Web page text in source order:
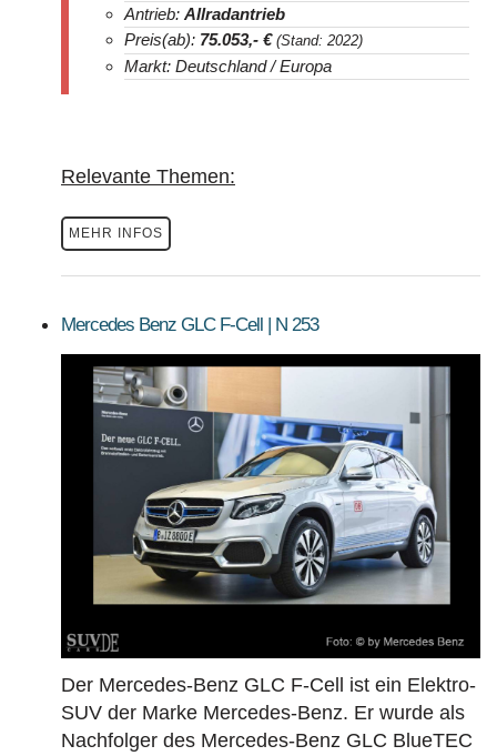
Antrieb: Allradantrieb
Preis(ab): 75.053,- € (Stand: 2022)
Markt: Deutschland / Europa
Relevante Themen:
MEHR INFOS
Mercedes Benz GLC F-Cell | N 253
Der Mercedes-Benz GLC F-Cell ist ein Elektro-
SUV der Marke Mercedes-Benz. Er wurde als
Nachfolger des Mercedes-Benz GLC BlueTEC